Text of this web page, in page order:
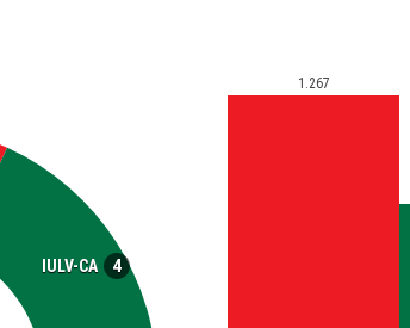
IULV-CA 4
1.267